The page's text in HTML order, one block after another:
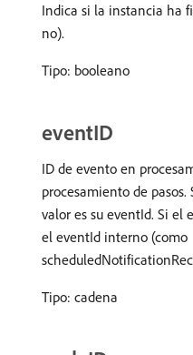
Indica si la instancia ha
no).
Tipo: booleano
eventID
ID de evento en
procesamiento de
valor es su eventId. Si el
el eventId interno (como
Tipo: cadena